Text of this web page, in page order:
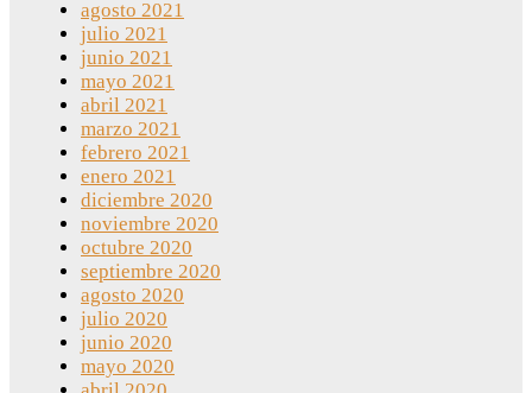
agosto 2021
julio 2021
junio 2021
mayo 2021
abril 2021
marzo 2021
febrero 2021
enero 2021
diciembre 2020
noviembre 2020
octubre 2020
septiembre 2020
agosto 2020
julio 2020
junio 2020
mayo 2020